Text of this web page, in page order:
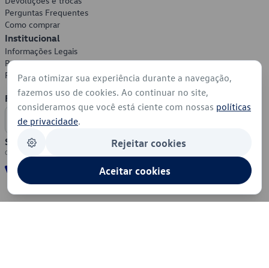
Perguntas Frequentes
Como comprar
Institucional
Informações Legais
Política de Privacidade
Política de Cookies
Formas de Pagamento
Segurança
Para otimizar sua experiência durante a navegação,
fazemos uso de cookies. Ao continuar no site,
consideramos que você está ciente com nossas políticas
de privacidade.
Rejeitar cookies
Aceitar cookies